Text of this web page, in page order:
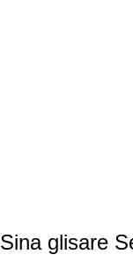
Sina glisare